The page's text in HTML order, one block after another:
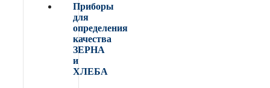
Приборы
для
определения
качества
ЗЕРНА
и
ХЛЕБА